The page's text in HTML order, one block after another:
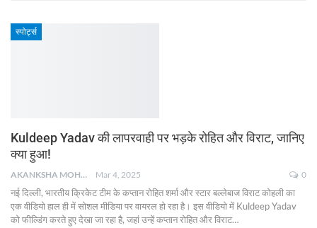
स्पोर्ट्स
Kuldeep Yadav की लापरवाही पर भड़के रोहित और विराट, जानिए
क्या हुआ!
AKANKSHA MOHAN Mar 4, 2025 0
नई दिल्ली, भारतीय क्रिकेट टीम के कप्तान रोहित शर्मा और स्टार बल्लेबाज विराट कोहली का
एक वीडियो हाल ही में सोशल मीडिया पर वायरल हो रहा है। इस वीडियो में Kuldeep Yadav
को फील्डिंग करते हुए देखा जा रहा है, जहां उन्हें कप्तान रोहित और विराट…